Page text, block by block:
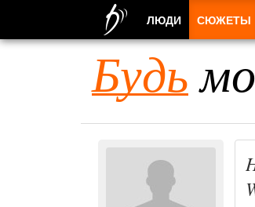
Будь
ЛЮДИ СЮЖЕТЫ